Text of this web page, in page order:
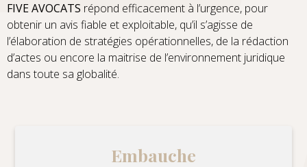
FIVE AVOCATS répond efficacement à l’urgence, pour
obtenir un avis fiable et exploitable, qu’il s’agisse de
l’élaboration de stratégies opérationnelles, de la rédaction
d’actes ou encore la maitrise de l’environnement juridique
dans toute sa globalité.
Embauche